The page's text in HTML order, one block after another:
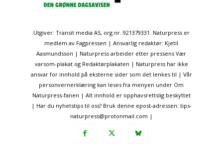
Utgiver: Transit media AS, org.nr. 921379331. Naturpress er
medlem av Fagpressen | Ansvarlig redaktør: Kjetil
Aasmundsson | Naturpress arbeider etter pressens Vær
varsom-plakat og Redaktørplakaten | Naturpress har ikke
ansvar for innhold på eksterne sider som det lenkes til | Vår
personvernerklæring kan leses fra menyen under Om
Naturpress-fanen | Alt innhold er opphavsrettslig beskyttet
| Har du nyhetstips til oss? Bruk denne epost-adressen: tips-
naturpress@protonmail.com |